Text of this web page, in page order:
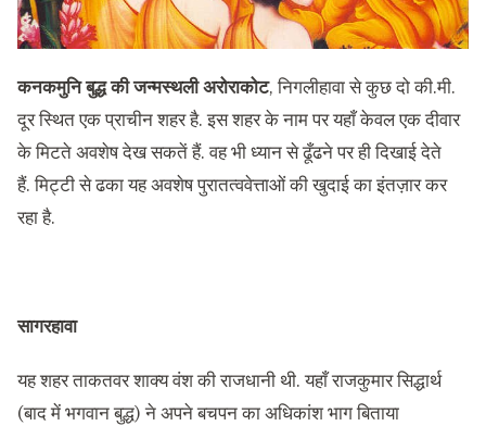
कनकमुनि बुद्ध की जन्मस्थली अरोराकोट, निगलीहावा से कुछ दो की.मी.
दूर स्थित एक प्राचीन शहर है. इस शहर के नाम पर यहाँ केवल एक दीवार
के मिटते अवशेष देख सकतें हैं. वह भी ध्यान से ढूँढने पर ही दिखाई देते
हैं. मिट्टी से ढका यह अवशेष पुरातत्ववेत्ताओं की खुदाई का इंतज़ार कर
रहा है.
सागरहावा
यह शहर ताकतवर शाक्य वंश की राजधानी थी. यहाँ राजकुमार सिद्धार्थ
(बाद में भगवान बुद्ध) ने अपने बचपन का अधिकांश भाग बिताया